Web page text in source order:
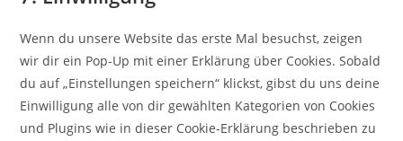
Wenn du unsere Website das erste Mal besuchst, zeigen
wir dir ein Pop-Up mit einer Erklärung über Cookies. Sobald
du auf „Einstellungen speichern“ klickst, gibst du uns deine
Einwilligung alle von dir gewählten Kategorien von Cookies
und Plugins wie in dieser Cookie-Erklärung beschrieben zu